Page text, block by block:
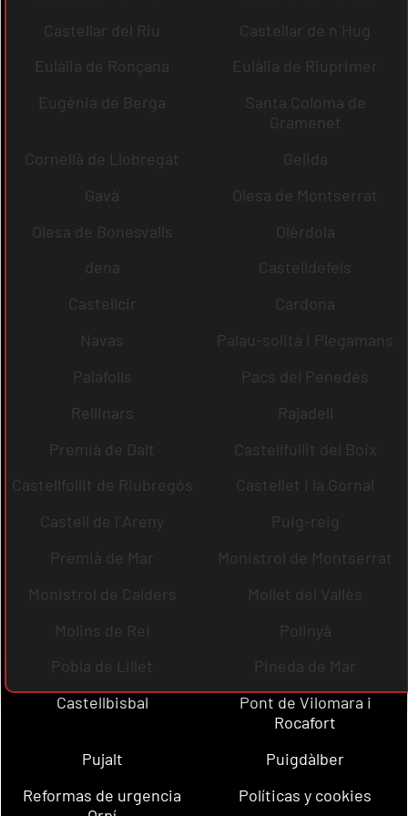
Castellar del Riu
Castellar de n´Hug
Eulàlia de Ronçana
Eulàlia de Riuprimer
Eugènia de Berga
Santa Coloma de
Gramenet
Cornellà de Llobregat
Gelida
Gavà
Olesa de Montserrat
Olesa de Bonesvalls
Olèrdola
dena
Castelldefels
Castellcir
Cardona
Navas
Palau-solità i Plegamans
Palafolls
Pacs del Penedès
Rellinars
Rajadell
Premià de Dalt
Castellfullit del Boix
Castellfollit de Riubregós
Castellet i la Gornal
Castell de l´Areny
Puig-reig
Premià de Mar
Monistrol de Montserrat
Monistrol de Calders
Mollet del Vallès
Molins de Rei
Polinyà
Pobla de Lillet
Pineda de Mar
Castellbisbal
Pont de Vilomara i
Rocafort
Pujalt
Puigdàlber
Reformas de urgencia
Políticas y cookies